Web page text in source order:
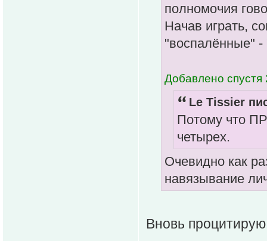
полномочия
Начав играть,
"воспалённые" -
Добавлено спустя
Le Tissier
Потому что
четырех.
Очевидно как
навязывание
Вновь